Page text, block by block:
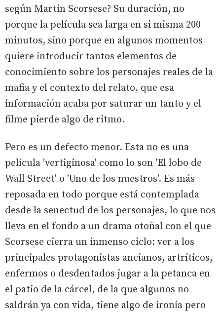
según Martin Scorsese? Su duración, no
porque la película sea larga en si misma 200
minutos, sino porque en algunos momentos
quiere introducir tantos elementos de
conocimiento sobre los personajes reales de la
mafia y el contexto del relato, que esa
información acaba por saturar un tanto y el
filme pierde algo de ritmo.
Pero es un defecto menor. Esta no es una
película 'vertiginosa' como lo son 'El lobo de
Wall Street' o 'Uno de los nuestros'. Es más
reposada en todo porque está contemplada
desde la senectud de los personajes, lo que nos
lleva en el fondo a un drama otoñal con el que
Scorsese cierra un inmenso ciclo: ver a los
principales protagonistas ancianos, artríticos,
enfermos o desdentados jugar a la petanca en
el patio de la cárcel, de la que algunos no
saldrán ya con vida, tiene algo de ironía pero